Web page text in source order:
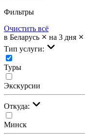
Фильтры
Очистить всё
в Беларусь
на 3 дня
Тип услуги:
Туры
Экскурсии
Откуда:
Минск